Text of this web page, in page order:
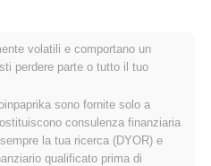
scambiato~94.26%al di sotto
volatili e comportano un
perdere parte o tutto il tuo
sono fornite solo a
consulenza finanziaria
la tua ricerca (DYOR) e
qualificato prima di